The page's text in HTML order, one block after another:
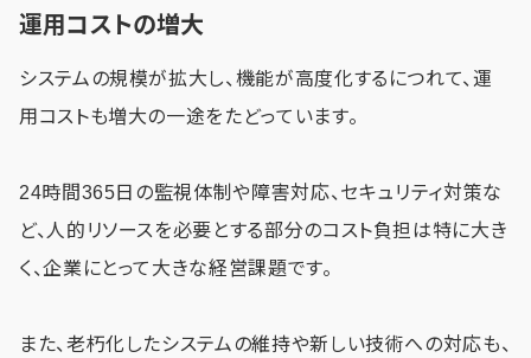
運用コストの増大
システムの規模が拡大し、機能が高度化するにつれて、運
用コストも増大の一途をたどっています。
24時間365日の監視体制や障害対応、セキュリティ対策な
ど、人的リソースを必要とする部分のコスト負担は特に大き
く、企業にとって大きな経営課題です。
また、老朽化したシステムの維持や新しい技術への対応も、